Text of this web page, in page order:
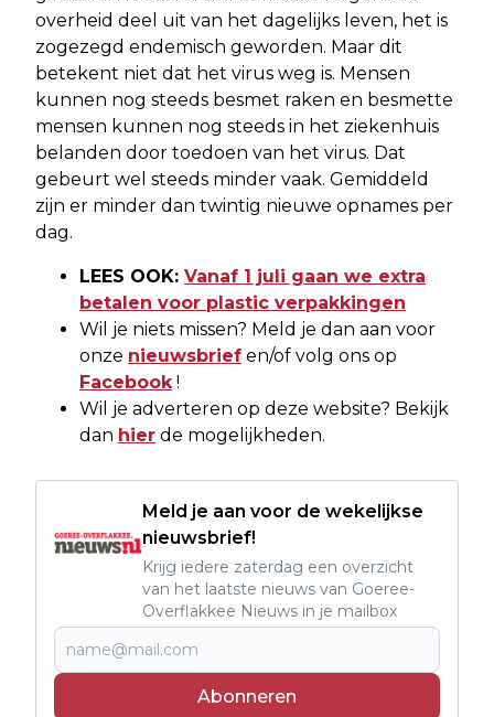
overheid deel uit van het dagelijks leven, het is
zogezegd endemisch geworden. Maar dit
betekent niet dat het virus weg is. Mensen
kunnen nog steeds besmet raken en besmette
mensen kunnen nog steeds in het ziekenhuis
belanden door toedoen van het virus. Dat
gebeurt wel steeds minder vaak. Gemiddeld
zijn er minder dan twintig nieuwe opnames per
dag.
LEES OOK: Vanaf 1 juli gaan we extra
betalen voor plastic verpakkingen
Wil je niets missen? Meld je dan aan voor
onze nieuwsbrief en/of volg ons op
Facebook!
Wil je adverteren op deze website? Bekijk
dan hier de mogelijkheden.
Meld je aan voor de wekelijkse
nieuwsbrief!
Krijg iedere zaterdag een overzicht
van het laatste nieuws van Goeree-
Overflakkee Nieuws in je mailbox
Abonneren